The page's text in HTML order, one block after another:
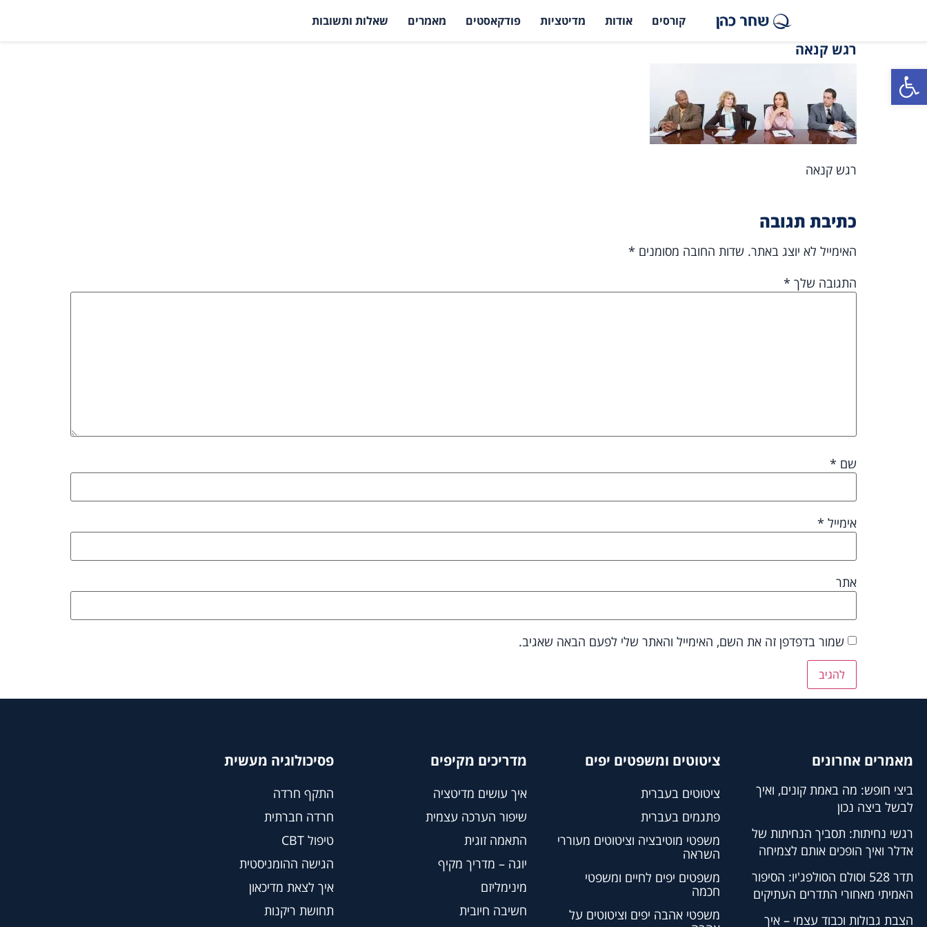
פתח סרגל נגישות
קורסים אודות מדיטציות פודקאסטים מאמרים שאלות ותשובות
רגש קנאה
רגש קנאה
כתיבת תגובה
האימייל לא יוצג באתר. שדות החובה מסומנים *
התגובה שלך *
שם *
אימייל *
אתר
שמור בדפדפן זה את השם, האימייל והאתר שלי לפעם הבאה שאגיב.
מאמרים אחרונים
ביצי חופש: מה באמת קונים, ואיך
לבשל ביצה נכון
רגשי נחיתות: תסביך הנחיתות של
אדלר ואיך הופכים אותם לצמיחה
תדר 528 וסולם הסולפג'יו: הסיפור
האמיתי מאחורי התדרים העתיקים
הצבת גבולות וכבוד עצמי – איך
ציטוטים ומשפטים יפים
ציטוטים בעברית
פתגמים בעברית
משפטי מוטיבציה וציטוטים מעוררי
השראה
משפטים יפים לחיים ומשפטי
חכמה
משפטי אהבה יפים וציטוטים על
מדריכים מקיפים
איך עושים מדיטציה
שיפור הערכה עצמית
התאמה זוגית
יוגה – מדריך מקיף
מינימליזם
חשיבה חיובית
פסיכולוגיה מעשית
התקף חרדה
חרדה חברתית
טיפול CBT
הגישה ההומניסטית
איך לצאת מדיכאון
תחושת ריקנות